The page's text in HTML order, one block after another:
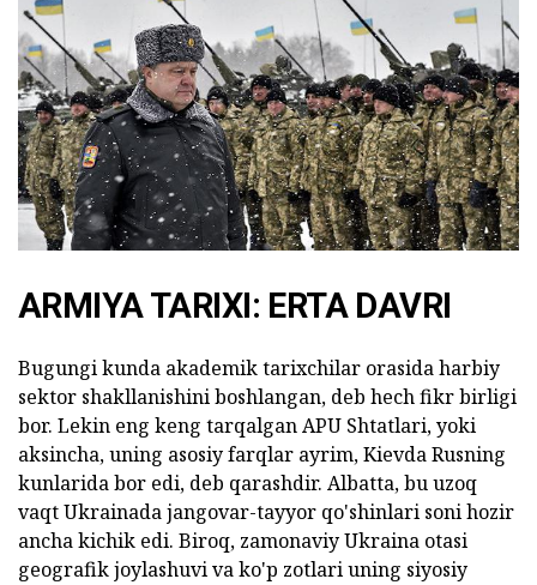
ARMIYA TARIXI: ERTA DAVRI
Bugungi kunda akademik tarixchilar orasida harbiy
sektor shakllanishini boshlangan, deb hech fikr birligi
bor. Lekin eng keng tarqalgan APU Shtatlari, yoki
aksincha, uning asosiy farqlar ayrim, Kievda Rusning
kunlarida bor edi, deb qarashdir. Albatta, bu uzoq
vaqt Ukrainada jangovar-tayyor qo'shinlari soni hozir
ancha kichik edi. Biroq, zamonaviy Ukraina otasi
geografik joylashuvi va ko'p zotlari uning siyosiy